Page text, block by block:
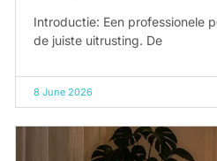
Introductie: Een professionele
de juiste uitrusting. De
8 June 2026